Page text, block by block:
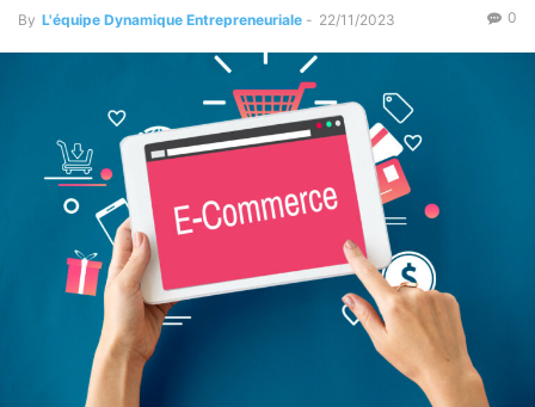
By L'équipe Dynamique Entrepreneuriale - 22/11/2023 0